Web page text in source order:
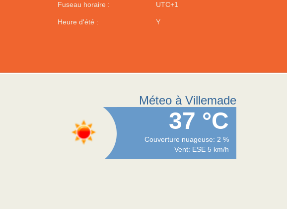
Fuseau horaire : UTC+1
Heure d'été : Y
Méteo à Villemade
37 °C
Couverture nuageuse: 2 %
Vent: ESE 5 km/h